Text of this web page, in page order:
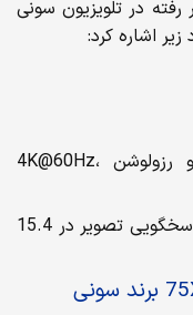
رفته در تلویزیون سونی
توانایی پشتیبانی از رفرش ریت و رزولوشن 4K@60Hz،
دارای تکنولوژی‌های مخصوص برای پاسخگویی تصویر در 15.4